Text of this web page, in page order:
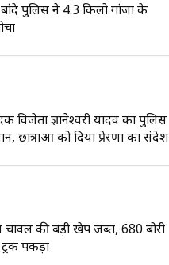
पुलिस ने 4.3 किलो गांजा के
ज्ञानेश्वरी यादव का पुलिस
छात्राओं को दिया प्रेरणा का संदेश
चावल की बड़ी खेप जब्त, 680 बोरी
पकड़ा